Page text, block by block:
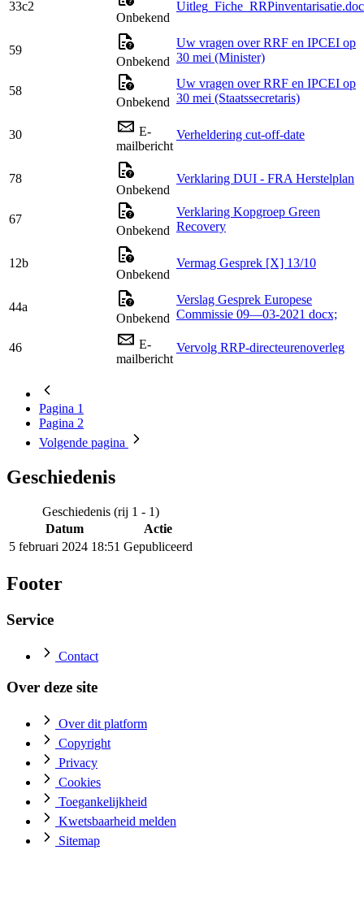
33c2
Onbekend
59
Onbekend
Uw vragen over RRF en IPCEI op
30 mei (Minister)
58
Onbekend
Uw vragen over RRF en IPCEI op
30 mei (Staatssecretaris)
30
E-
mailbericht
Verheldering cut-off-date
78
Onbekend
Verklaring DUI - FRA Herstelplan
67
Onbekend
Verklaring Kopgroep Green
Recovery
12b
Onbekend
Vermag Gesprek [X] 13/10
44a
Onbekend
Verslag Gesprek Europese
Commissie 09—03-2021 docx;
46
E-
mailbericht
Vervolg RRP-directeurenoverleg
Pagina 1
Pagina 2
Volgende pagina
Geschiedenis
Geschiedenis (rij 1 - 1)
Datum
Actie
5 februari 2024 18:51 Gepubliceerd
Footer
Service
Contact
Over deze site
Over dit platform
Copyright
Privacy
Cookies
Toegankelijkheid
Kwetsbaarheid melden
Sitemap